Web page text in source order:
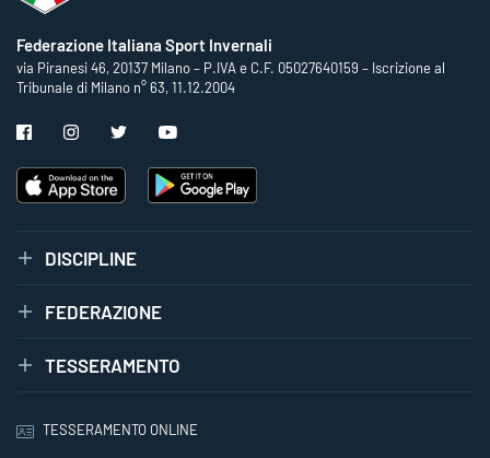
Federazione Italiana Sport Invernali
via Piranesi 46, 20137 Milano – P.IVA e C.F. 05027640159 – Iscrizione al
Tribunale di Milano n° 63, 11.12.2004
DISCIPLINE
FEDERAZIONE
TESSERAMENTO
TESSERAMENTO ONLINE